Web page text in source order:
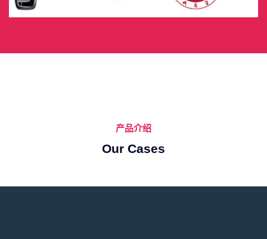
产品介绍
Our Cases